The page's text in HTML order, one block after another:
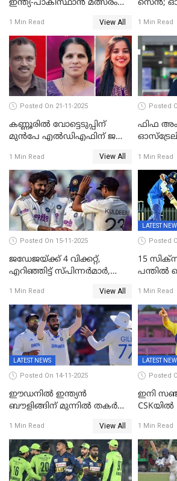
ഇന്ത്യ-പാകിസ്ഥാൻ മത്സരം
ലോകകപ്പിന്‍റെ മത്സരക്രമം
പ്രഖ്യാപിച്ചു
1 Min Read View All
സെന്‍;
1 Min Read
Posted On 21-11-2025
കണ്ണൂരിൽ വോട്ടെടുപ്പിന്
മുൻപേ എൽഡിഎഫിന് ജയം;
സ്ഥാനാർഥികളില്ല
1 Min Read View All
Posted
ഫിഫ
1 Min Read
Posted On 15-11-2025
ജഡേജയ്ക്ക് 4 വിക്കറ്റ്,
എറിഞ്ഞിട്ട് സ്പിന്നർമാർ,
പ്രോട്ടീസ്
1 Min Read View All
LATEST
Posted
15
പന്തിൽ
1 Min Read
LATEST NEWS
Posted On 14-11-2025
ഈഡനിൽ ഇന്ത്യൻ
ബൗളിങ്ങിന് മുന്നിൽ തകർന്ന്
പുറത്ത്; ബുമ്രയ്ക്ക് അഞ്ച്
വിക്കറ്റ്
1 Min Read View All
LATEST
Posted
ഇനി
CSKയിൽ
1 Min Read